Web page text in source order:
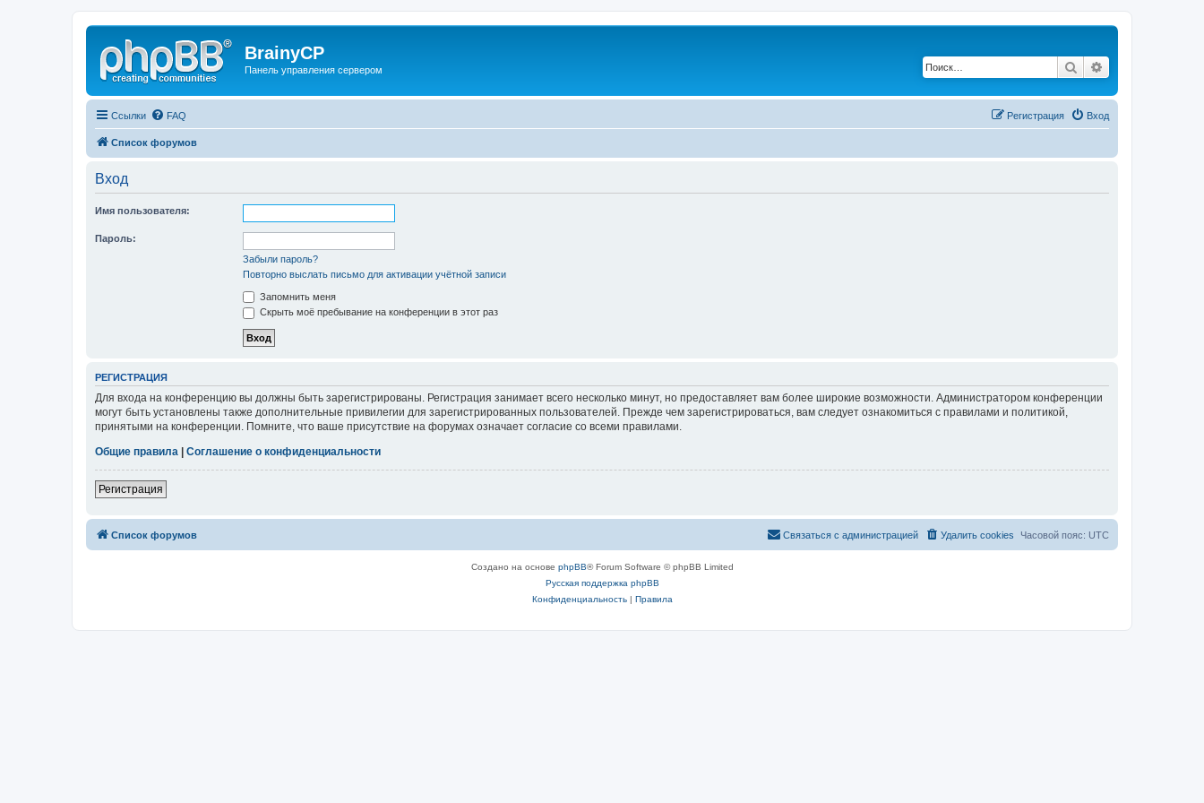
BrainyCP
Панель управления сервером Поиск
Ссылки FAQ Вход
Регистрация
Список форумов
Вход
Имя пользователя:
Пароль:
Забыли пароль?
Повторно выслать письмо для активации учётной записи
Запомнить меня
Скрыть моё пребывание на конференции в этот раз
РЕГИСТРАЦИЯ
Для входа на конференцию вы должны быть зарегистрированы. Регистрация занимает всего несколько минут, но предоставляет вам более широкие возможности. Администратором конференции
могут быть установлены также дополнительные привилегии для зарегистрированных пользователей. Прежде чем зарегистрироваться, вам следует ознакомиться с правилами и политикой,
принятыми на конференции. Помните, что ваше присутствие на форумах означает согласие со всеми правилами.
Общие правила
Соглашение о конфиденциальности
Регистрация
Список форумов Часовой пояс: UTC
Удалить cookies
Связаться с администрацией
Создано на основе phpBB® Forum Software © phpBB Limited
Русская поддержка phpBB
Конфиденциальность| Правила